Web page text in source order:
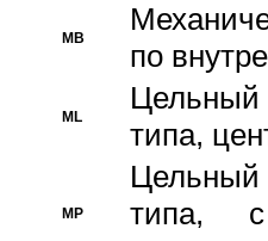
MB
по
ML
Цельный
типа,
MP
Цельный
типа, с